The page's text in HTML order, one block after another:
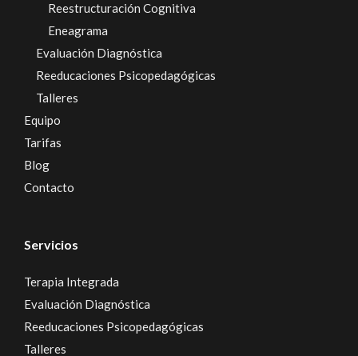
Reestructuración Cognitiva
Eneagrama
Evaluación Diagnóstica
Reeducaciones Psicopedagógicas
Talleres
Equipo
Tarifas
Blog
Contacto
Servicios
Terapia Integrada
Evaluación Diagnóstica
Reeducaciones Psicopedagógicas
Talleres